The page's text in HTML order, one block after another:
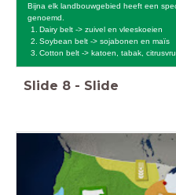
Bijna elk landbouwgebied heeft een
genoemd.
Dairy belt -> zuivel en vleeskoeien
Soybean belt -> sojabonen en maïs
Cotton belt -> katoen, tabak,
Slide 8 - Slide